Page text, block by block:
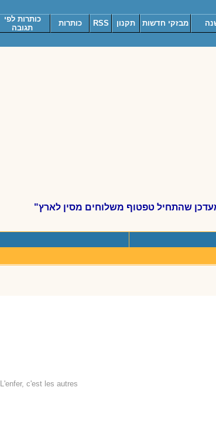
מבזקי חדשות תקנון RSS כותרות
כותרות לפי
תגובה
שהתחיל טפטוף משלוחים מסין לארץ"
L'enfer, c'est les autres